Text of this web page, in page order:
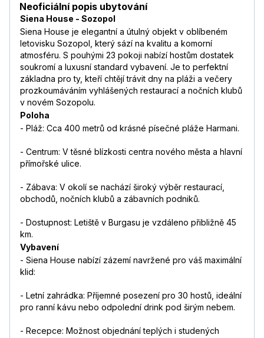
Neoficiální popis ubytování
Siena House - Sozopol
Siena House je elegantní a útulný objekt v oblíbeném
letovisku Sozopol, který sází na kvalitu a komorní
atmosféru. S pouhými 23 pokoji nabízí hostům dostatek
soukromí a luxusní standard vybavení. Je to perfektní
základna pro ty, kteří chtějí trávit dny na pláži a večery
prozkoumáváním vyhlášených restaurací a nočních klubů
v novém Sozopolu.
Poloha
- Pláž: Cca 400 metrů od krásné písečné pláže Harmani.
- Centrum: V těsné blízkosti centra nového města a hlavní
přímořské ulice.
- Zábava: V okolí se nachází široký výběr restaurací,
obchodů, nočních klubů a zábavních podniků.
- Dostupnost: Letiště v Burgasu je vzdáleno přibližně 45
km.
Vybavení
- Siena House nabízí zázemí navržené pro váš maximální
klid:
- Letní zahrádka: Příjemné posezení pro 30 hostů, ideální
pro ranní kávu nebo odpolední drink pod širým nebem.
- Recepce: Možnost objednání teplých i studených